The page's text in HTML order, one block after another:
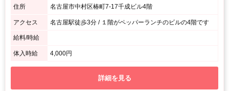
住所 名古屋市中村区椿町7-17千成ビル4階
アクセス 名古屋駅徒歩3分 / １階がペッパーランチのビルの4階です
給料/時給
体入時給 4,000円
詳細を見る